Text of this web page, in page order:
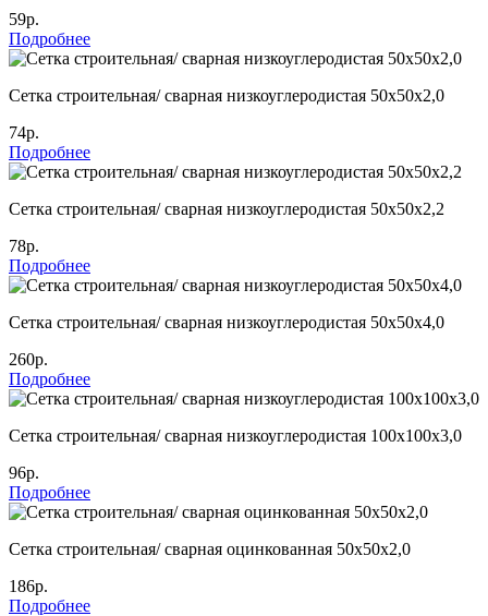
59р.
Подробнее
Сетка строительная/ сварная низкоуглеродистая 50х50х2,0
74р.
Подробнее
Сетка строительная/ сварная низкоуглеродистая 50х50х2,2
78р.
Подробнее
Сетка строительная/ сварная низкоуглеродистая 50х50х4,0
260р.
Подробнее
Сетка строительная/ сварная низкоуглеродистая 100х100х3,0
96р.
Подробнее
Сетка строительная/ сварная оцинкованная 50х50х2,0
186р.
Подробнее